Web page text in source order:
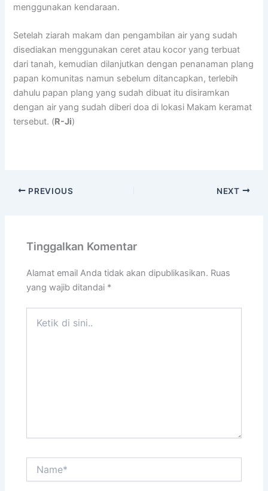
menggunakan kendaraan.
Setelah ziarah makam dan pengambilan air yang sudah
disediakan menggunakan ceret atau kocor yang terbuat
dari tanah, kemudian dilanjutkan dengan penanaman plang
papan komunitas namun sebelum ditancapkan, terlebih
dahulu papan plang yang sudah dibuat itu disiramkan
dengan air yang sudah diberi doa di lokasi Makam keramat
tersebut. (R-Ji)
PREVIOUS NEXT
Tinggalkan Komentar
Alamat email Anda tidak akan dipublikasikan. Ruas
yang wajib ditandai *